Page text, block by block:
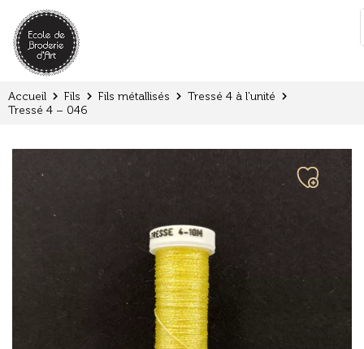
:
Accueil Fils Fils métallisés
Tressé 4 à l'unité
Tressé 4 – 046
Panneau de gestion des cookies